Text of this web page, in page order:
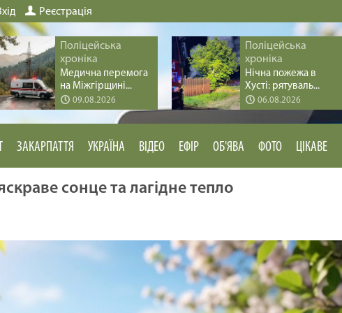
Реєстрація
Поліцейська
хроніка
Медична перемога
на Міжгірщині...
09.08.2026
Поліцейська
хроніка
Нічна пожежа в
Хусті: рятуваль...
06.08.2026
ЗАКАРПАТТЯ УКРАЇНА ВІДЕО ЕФІР ОБ'ЯВА ФОТО ЦІКАВЕ
сонце та лагідне тепло